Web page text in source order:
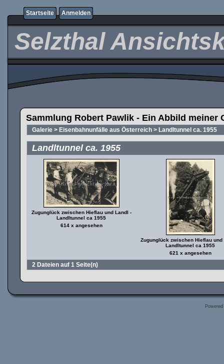
Startseite Anmelden
Selzthal
Sammlung Robert Pawlik - Ein Abbild meiner
Galerie > Eisenbahnunfälle aus Österreich > Landltunnel ca. 1955
Landltunnel ca. 1955
Zugunglück zwischen Hieflau und Landl -
Landltunnel ca 1955
614 x angesehen
Zugunglück zwischen Hieflau und
Landltunnel ca 1955
621 x angesehen
2 Dateien auf 1 Seite(n)